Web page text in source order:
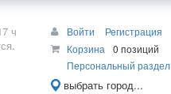
ч
Войти
Регистрация
Корзина
0 позиций
Персональный раздел
выбрать город...